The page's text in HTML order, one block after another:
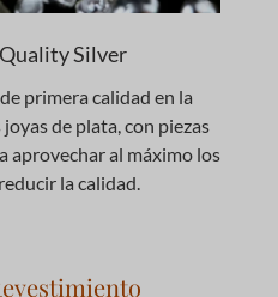
Silver
primera calidad en la
de plata, con piezas
aprovechar al máximo los
la calidad.